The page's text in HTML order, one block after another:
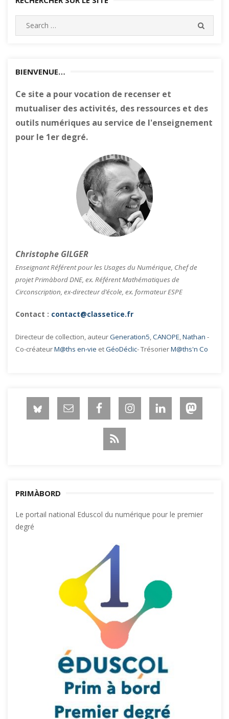
BIENVENUE…
Ce site a pour vocation de recenser et
mutualiser des activités, des ressources et des
outils numériques au service de l'enseignement
pour le 1er degré.
Christophe GILGER
Enseignant Référent pour les Usages du Numérique, Chef de
projet Primàbord DNE, ex. Référent Mathématiques de
Circonscription, ex-directeur d’école, ex. formateur ESPE
Contact : contact@classetice.fr
Directeur de collection, auteurGeneration5,CANOPE,Nathan -
Co-créateurM@ths en-vie etGéoDéclic- TrésorierM@ths'n Co
PRIMÀBORD
Le portail national Eduscol du numérique pour le premier
degré